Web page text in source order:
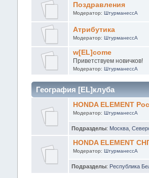
Поздравления
Модератор:ШтурманессА
Атрибутика
Модератор:ШтурманессА
w[EL]come
Приветствуем новичков!
Модератор:ШтурманессА
География [EL]клуба
HONDA ELEMENT
Модератор:ШтурманессА
Подразделы: Москва,
HONDA ELEMENT
Модератор:ШтурманессА
Подразделы: Республика